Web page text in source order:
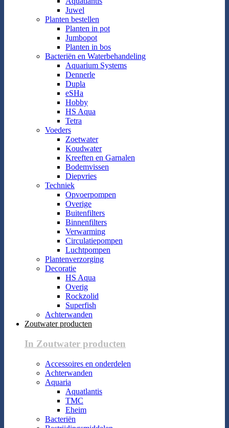
Juwel
Planten bestellen
Planten in pot
Jumbopot
Planten in bos
Bacteriën en Waterbehandeling
Aquarium Systems
Dennerle
Dupla
eSHa
Hobby
HS Aqua
Tetra
Voeders
Zoetwater
Koudwater
Kreeften en Garnalen
Bodemvissen
Diepvries
Techniek
Opvoerpompen
Overige
Buitenfilters
Binnenfilters
Verwarming
Circulatiepompen
Luchtpompen
Plantenverzorging
Decoratie
HS Aqua
Overig
Rockzolid
Superfish
Achterwanden
Zoutwater producten
In Zoutwater producten
Accessoires en onderdelen
Achterwanden
Aquaria
Aquatlantis
TMC
Eheim
Bacteriën